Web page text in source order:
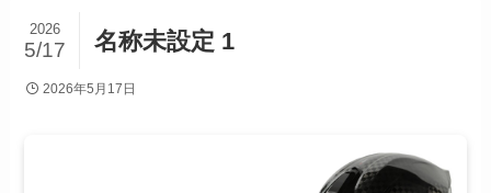
名称未設定 1
2026
5/17
2026年5月17日